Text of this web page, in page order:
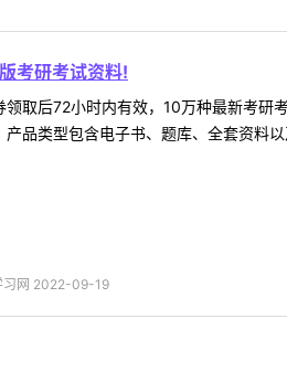
考研考试资料!
领取后72小时内有效，10万种最新考研
产品类型包含电子书、题库、全套资料
习网 2022-09-19